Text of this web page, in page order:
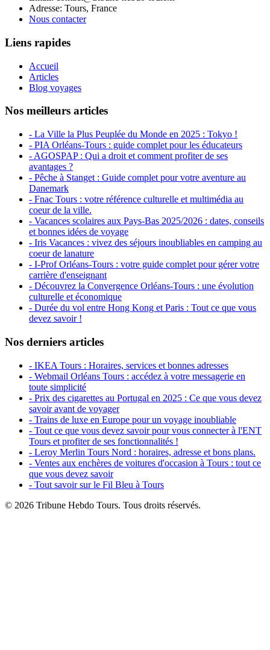
Adresse: Tours, France
Nous contacter
Liens rapides
Accueil
Articles
Blog voyages
Nos meilleurs articles
- La Ville la Plus Peuplée du Monde en 2025 : Tokyo !
- PIA Orléans-Tours : guide complet pour les éducateurs
- AGOSPAP : Qui a droit et comment profiter de ses
avantages ?
- Pêche à Stanget : Guide complet pour votre aventure au
Danemark
- Fnac Tours : votre référence culturelle et multimédia au
coeur de la ville.
- Vacances scolaires aux Pays-Bas 2025/2026 : dates, conseils
et bonnes idées de voyage
- Iris Vacances : vivez des séjours inoubliables en camping au
coeur de lanature
- I-Prof Orléans-Tours : votre guide complet pour gérer votre
carrière d'enseignant
- Découvrez la Convergence Orléans-Tours : une évolution
culturelle et économique
- Durée du vol entre Hong Kong et Paris : Tout ce que vous
devez savoir !
Nos derniers articles
- IKEA Tours : Horaires, services et bonnes adresses
- Webmail Orléans Tours : accédez à votre messagerie en
toute simplicité
- Prix des cigarettes au Portugal en 2025 : Ce que vous devez
savoir avant de voyager
- Trains de luxe en Europe pour un voyage inoubliable
- Tout ce que vous devez savoir pour vous connecter à l'ENT
Tours et profiter de ses fonctionnalités !
- Leroy Merlin Tours Nord : horaires, adresse et bons plans.
- Ventes aux enchères de voitures d'occasion à Tours : tout ce
que vous devez savoir
- Tout savoir sur le Fil Bleu à Tours
© 2026 Tribune Hebdo Tours. Tous droits réservés.